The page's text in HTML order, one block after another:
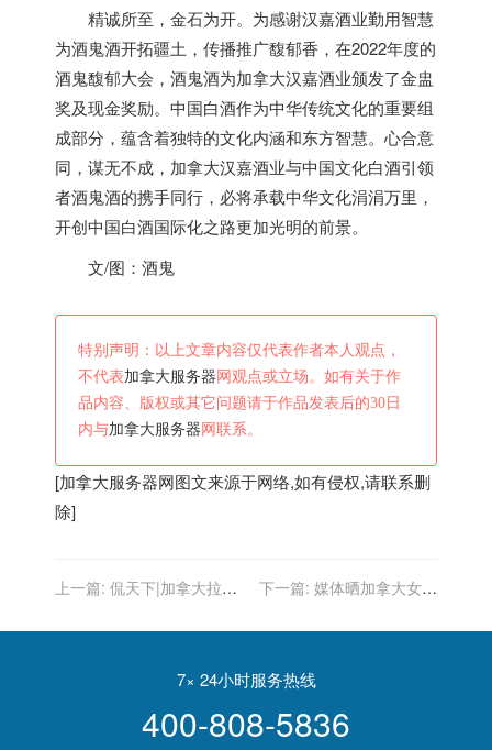
精诚所至，金石为开。为感谢汉嘉酒业勤用智慧
为酒鬼酒开拓疆土，传播推广馥郁香，在2022年度的
酒鬼馥郁大会，酒鬼酒为加拿大汉嘉酒业颁发了金盅
奖及现金奖励。中国白酒作为中华传统文化的重要组
成部分，蕴含着独特的文化内涵和东方智慧。心合意
同，谋无不成， 加拿大汉嘉酒业与中国文化白酒引领
者酒鬼酒的携手同行，必将承载中华文化涓涓万里，
开创中国白酒国际化之路更加光明的前景。
文/图：酒鬼
特别声明：以上文章内容仅代表作者本人观点，
不代表加拿大服务器 网观点或立场。如有关于作
品内容、版权或其它问题请于作品发表后的30日
内与加拿大服务器 网联系。
[加拿大服务器网图文来源于网络,如有侵权,请联系删
除]
上一篇: 侃天下|加拿大拉美
韩啥态度？
下一篇: 媒体晒加拿大女国
全世界最好的女扣将！
7× 24小时服务热线
400-808-5836